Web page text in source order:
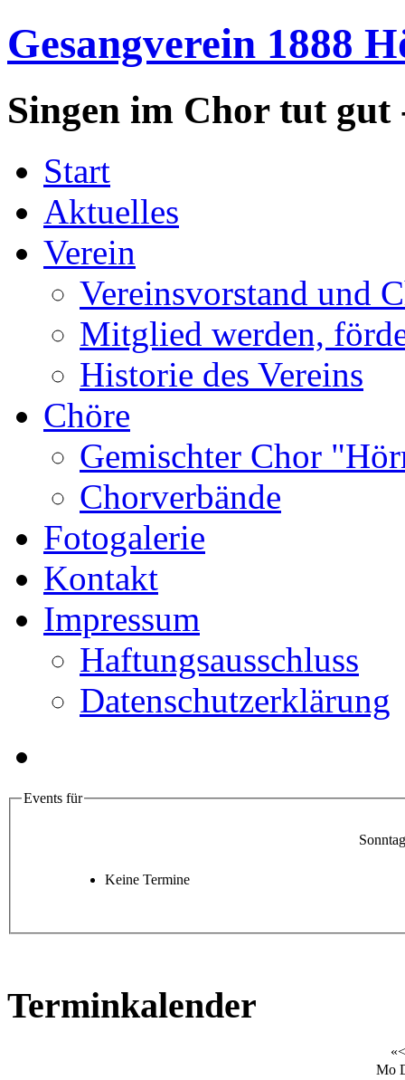
Gesangverein 1888
Singen im Chor tut
Start
Aktuelles
Verein
Vereinsvorstand und
Mitglied werden,
Historie des Vereins
Chöre
Gemischter Chor
Chorverbände
Fotogalerie
Kontakt
Impressum
Haftungsausschluss
Datenschutzerklärung
Events für
Keine Termine
Terminkalender
«<
Mo